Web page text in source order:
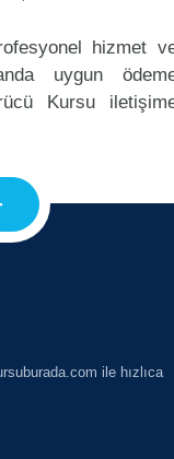
hizmet
uygun
Kursu
ile hızlıca